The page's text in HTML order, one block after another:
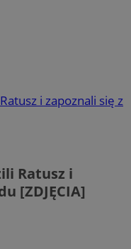
i zapoznali się z
Ratusz i
[ZDJĘCIA]